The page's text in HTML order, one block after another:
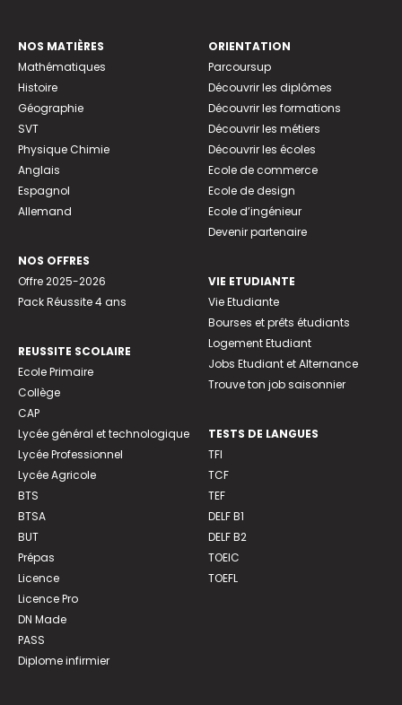
NOS MATIÈRES
Mathématiques
Histoire
Géographie
SVT
Physique Chimie
Anglais
Espagnol
Allemand
NOS OFFRES
Offre 2025-2026
Pack Réussite 4 ans
REUSSITE SCOLAIRE
Ecole Primaire
Collège
CAP
Lycée général et technologique
Lycée Professionnel
Lycée Agricole
BTS
BTSA
BUT
Prépas
Licence
Licence Pro
DN Made
PASS
Diplome infirmier
ORIENTATION
Parcoursup
Découvrir les diplômes
Découvrir les formations
Découvrir les métiers
Découvrir les écoles
Ecole de commerce
Ecole de design
Ecole d’ingénieur
Devenir partenaire
VIE ETUDIANTE
Vie Etudiante
Bourses et prêts étudiants
Logement Etudiant
Jobs Etudiant et Alternance
Trouve ton job saisonnier
TESTS DE LANGUES
TFI
TCF
TEF
DELF B1
DELF B2
TOEIC
TOEFL